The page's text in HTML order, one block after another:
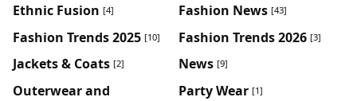
Ethnic Fusion [4] Fashion News [43]
Fashion Trends 2025 [10] Fashion Trends 2026 [3]
Jackets & Coats [2] News [9]
Outerwear and
Party Wear [1]